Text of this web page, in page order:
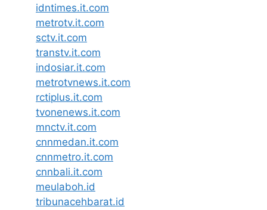
idntimes.it.com
metrotv.it.com
sctv.it.com
transtv.it.com
indosiar.it.com
metrotvnews.it.com
rctiplus.it.com
tvonenews.it.com
mnctv.it.com
cnnmedan.it.com
cnnmetro.it.com
cnnbali.it.com
meulaboh.id
tribunacehbarat.id